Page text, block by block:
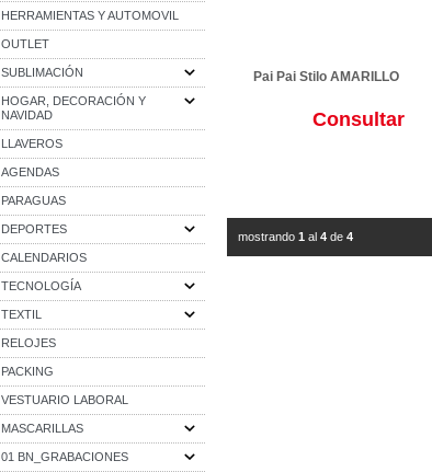
HERRAMIENTAS Y AUTOMOVIL
OUTLET
SUBLIMACIÓN
HOGAR, DECORACIÓN Y
NAVIDAD
LLAVEROS
AGENDAS
PARAGUAS
DEPORTES
CALENDARIOS
TECNOLOGÍA
TEXTIL
RELOJES
PACKING
VESTUARIO LABORAL
MASCARILLAS
01 BN_GRABACIONES
Pai Pai Stilo AMARILLO
Consultar
mostrando 1 al 4de 4